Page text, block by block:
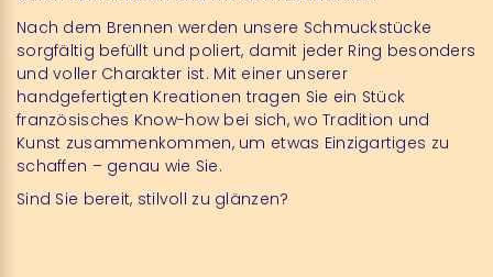
Nach dem Brennen werden unsere Schmuckstücke
sorgfältig befüllt und poliert, damit jeder Ring besonders
und voller Charakter ist. Mit einer unserer
handgefertigten Kreationen tragen Sie ein Stück
französisches Know-how bei sich, wo Tradition und
Kunst zusammenkommen, um etwas Einzigartiges zu
schaffen – genau wie Sie.
Sind Sie bereit, stilvoll zu glänzen?